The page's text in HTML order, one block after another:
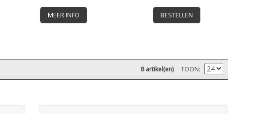
MEER INFO BESTELLEN
8 artikel(en) TOON